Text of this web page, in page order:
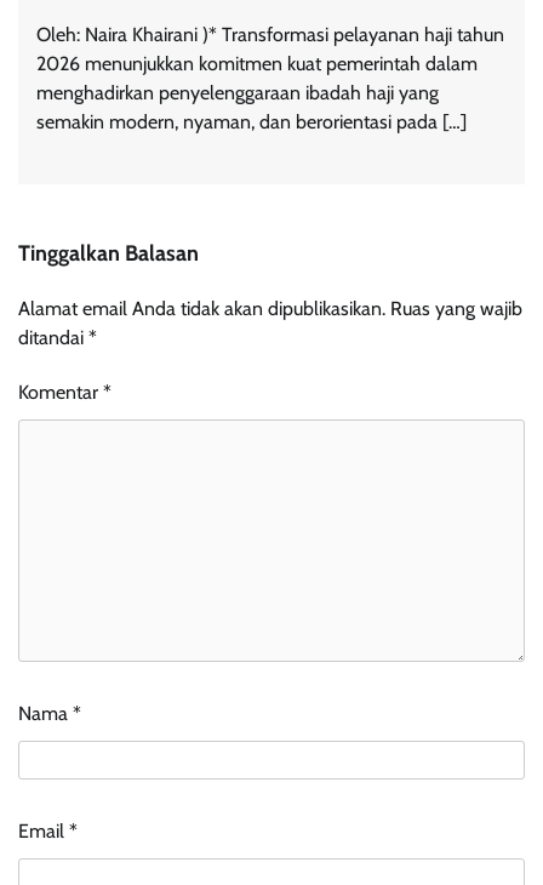
Oleh: Naira Khairani )* Transformasi pelayanan haji tahun
2026 menunjukkan komitmen kuat pemerintah dalam
menghadirkan penyelenggaraan ibadah haji yang
semakin modern, nyaman, dan berorientasi pada […]
Tinggalkan Balasan
Alamat email Anda tidak akan dipublikasikan. Ruas yang wajib
ditandai *
Komentar *
Nama *
Email *